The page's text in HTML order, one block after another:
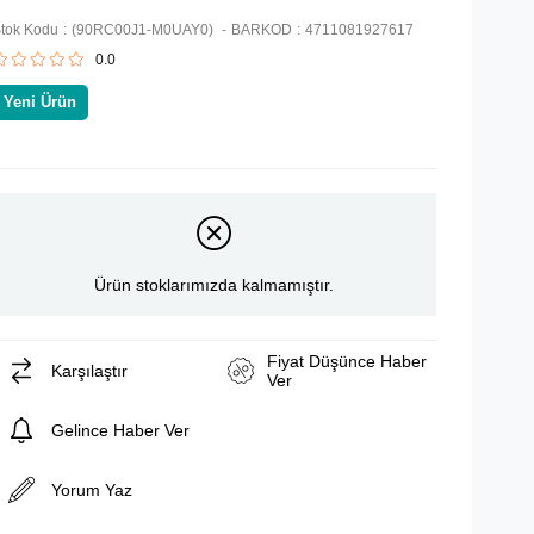
Kodu (90RC00J1-M0UAY0) BARKOD : 4711081927617
0.0
Yeni Ürün
Ürün stoklarımızda kalmamıştır.
Karşılaştır
Fiyat Düşünce Haber
Ver
Gelince Haber Ver
Yorum Yaz